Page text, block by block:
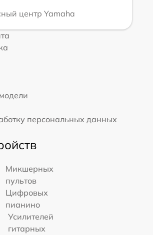
центр Yamaha
персональных данных
Микшерных
пультов
Цифровых
пианино
Усилителей
гитарных